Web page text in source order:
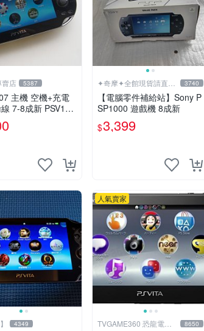
賣店 5387
主機 空機+充電
7-8成新 PSV100
✦奇摩✦全館現貨請直接
下標
3740
【電腦零件補給站】Sony P
SP1000 遊戲機 8成新
$3,399
4349
人氣賣家
TVGAME360 恐龍電玩- 8650